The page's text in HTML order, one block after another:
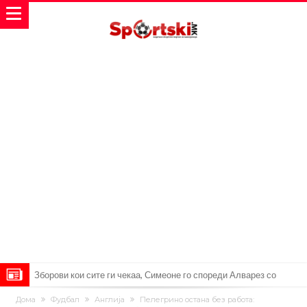
Зборови кои сите ги чекаа, Симеоне го спореди Алварез со
Гризман
Реал Мадрид ја прекинува потрагата по нов играч за врска
Дома Фудбал Англија
Пелегрино остана без работа: